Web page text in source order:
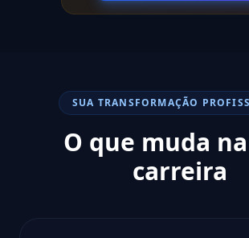
SUA TRANSFORMAÇÃO
O que muda
carreira